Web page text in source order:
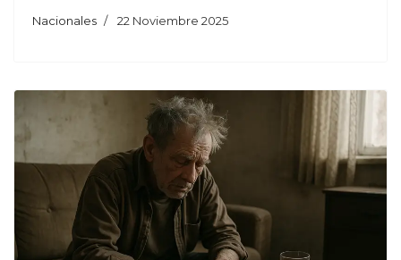
Nacionales 22 Noviembre 2025